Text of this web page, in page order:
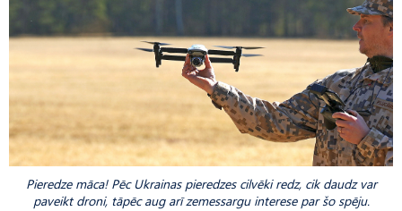
Pieredze māca! Pēc Ukrainas pieredzes cilvēki redz, cik daudz var
paveikt droni, tāpēc aug arī zemessargu interese par šo spēju.